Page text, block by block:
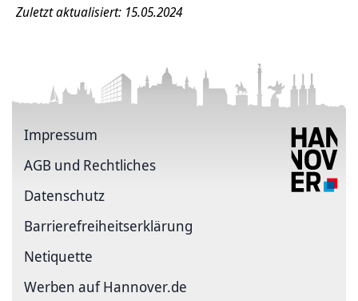
Zuletzt aktualisiert: 15.05.2024
Impressum
AGB und Rechtliches
Datenschutz
Barriere­freiheits­erklärung
Netiquette
Werben auf Hannover.de